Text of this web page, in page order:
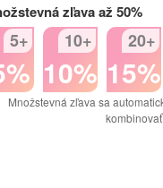
zľava až 50%
5+ 10+
10%
20+
15%
Množstevná zľava sa